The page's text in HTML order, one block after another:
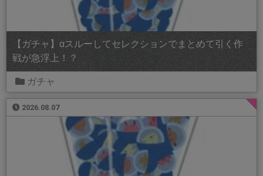
【ガチャ】αスルーしてセレクションでまとめて引く作
戦が急浮上！？
ガチャ
2026.08.07